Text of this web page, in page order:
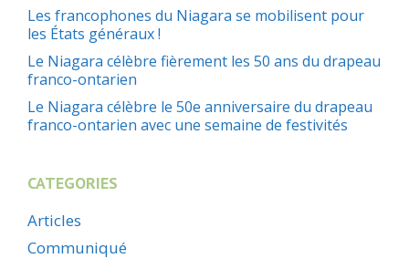
Les francophones du Niagara se mobilisent pour
les États généraux !
Le Niagara célèbre fièrement les 50 ans du drapeau
franco-ontarien
Le Niagara célèbre le 50e anniversaire du drapeau
franco-ontarien avec une semaine de festivités
CATEGORIES
Articles
Communiqué